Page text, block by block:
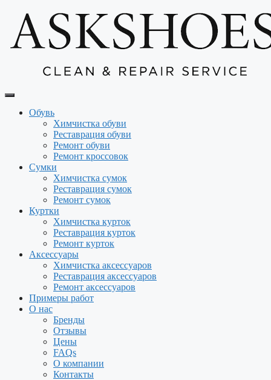
содержимому
Обувь
Химчистка обуви
Реставрация обуви
Ремонт обуви
Ремонт кроссовок
Сумки
Химчистка сумок
Реставрация сумок
Ремонт сумок
Куртки
Химчистка курток
Реставрация курток
Ремонт курток
Аксессуары
Химчистка аксессуаров
Реставрация аксессуаров
Ремонт аксессуаров
Примеры работ
О нас
Бренды
Отзывы
Цены
FAQs
О компании
Контакты